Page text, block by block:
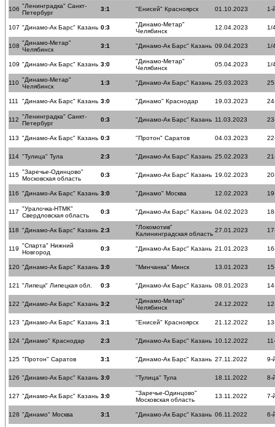
106 "Ленинградка" Санкт-
Петербург
3:1 "Енисей" Красноярск 01.10.2023 1-
107 "Динамо-Ак Барс" Казань 0:3
"Динамо-Метар"
Челябинск
12.04.2023 1/
108 "Динамо-Метар"
Челябинск
3:1 "Динамо-Ак Барс" Казань 09.04.2023 1/
109 "Динамо-Ак Барс" Казань 3:0
"Динамо-Метар"
Челябинск
05.04.2023 1/
110 "Динамо-Метар"
Челябинск
1:3 "Динамо-Ак Барс" Казань 25.03.2023
111 "Динамо-Ак Барс" Казань 3:0 "Динамо" Краснодар 19.03.2023
112 "Ленинградка" Санкт-
Петербург
0:3 "Динамо-Ак Барс" Казань 11.03.2023
113 "Динамо-Ак Барс" Казань 0:3 "Протон" Саратов 04.03.2023
114 "Тулица" Тула 2:3 "Динамо-Ак Барс" Казань 25.02.2023
115 "Заречье-Одинцово"
Московская область
0:3 "Динамо-Ак Барс" Казань 19.02.2023
116 "Динамо-Ак Барс" Казань 3:0 "Динамо" Москва 12.02.2023
117 "Уралочка-НТМК"
Свердловская область
0:3 "Динамо-Ак Барс" Казань 04.02.2023
118 "Динамо-Ак Барс" Казань 2:3
"Локомотив"
Калининградская область
27.01.2023
119 "Спарта" Нижний
Новгород
0:3 "Динамо-Ак Барс" Казань 21.01.2023
120 "Динамо-Ак Барс" Казань 3:0 "Минчанка" Минск 13.01.2023
121 "Липецк" Липецкая обл. 0:3 "Динамо-Ак Барс" Казань 08.01.2023
122 "Динамо-Ак Барс" Казань 3:2
"Динамо-Метар"
Челябинск
24.12.2022
123 "Динамо-Ак Барс" Казань 3:1 "Енисей" Красноярск 21.12.2022
124 "Динамо" Краснодар 2:3 "Динамо-Ак Барс" Казань 10.12.2022
125 "Протон" Саратов 3:1 "Динамо-Ак Барс" Казань 27.11.2022 9-
126 "Динамо-Ак Барс" Казань 3:0 "Тулица" Тула 18.11.2022 8-
127 "Динамо-Ак Барс" Казань 3:0
"Заречье-Одинцово"
Московская область
13.11.2022 7-
128 "Динамо" Москва 3:1 "Динамо-Ак Барс" Казань 06.11.2022 6-